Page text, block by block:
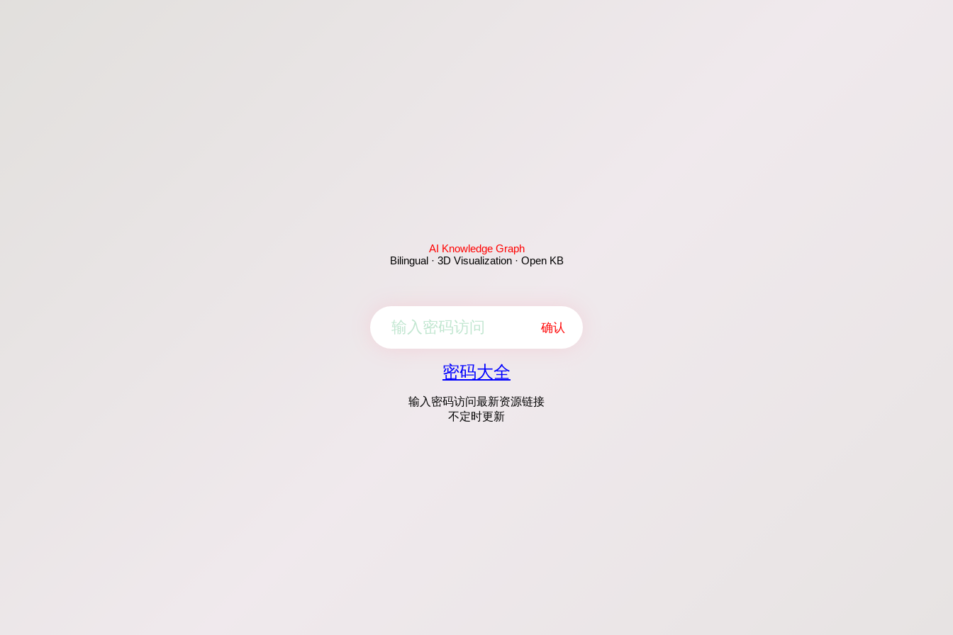
AI Knowledge Graph
Bilingual · 3D Visualization · Open KB
确认
密码大全
输入密码访问最新资源链接
不定时更新